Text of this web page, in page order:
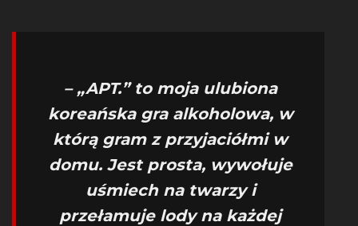
– „APT.” to moja ulubiona
koreańska gra alkoholowa, w
którą gram z przyjaciółmi w
domu. Jest prosta, wywołuje
uśmiech na twarzy i
przełamuje lody na każdej